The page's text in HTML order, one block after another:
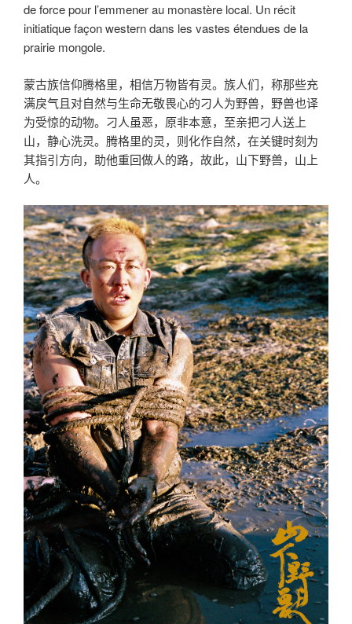
de force pour l’emmener au monastère local. Un récit
initiatique façon western dans les vastes étendues de la
prairie mongole.
蒙古族信仰腾格里，相信万物皆有灵。族人们，称那些充
满戾气且对自然与生命无敬畏心的刁人为野兽，野兽也译
为受惊的动物。刁人虽恶，原非本意，至亲把刁人送上
山，静心洗灵。腾格里的灵，则化作自然，在关键时刻为
其指引方向，助他重回做人的路，故此，山下野兽，山上
人。